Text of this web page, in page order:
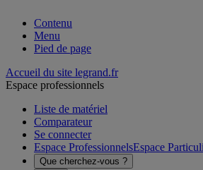
Contenu
Menu
Pied de page
Accueil du site legrand.fr
Espace professionnels
Liste de matériel
Comparateur
Se connecter
Espace ProfessionnelsEspace
Que cherchez-vous ?